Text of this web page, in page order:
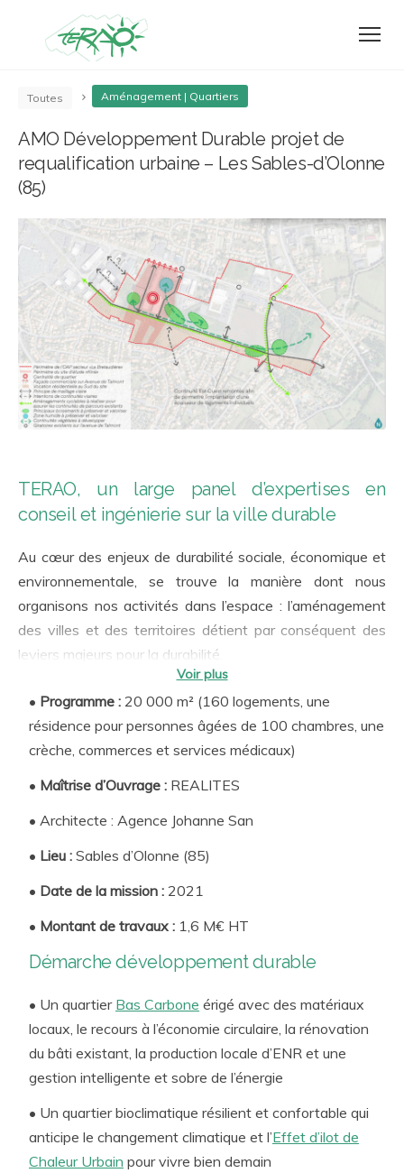
Toutes Aménagement | Quartiers
AMO Développement Durable projet de
requalification urbaine – Les Sables-d’Olonne
(85)
TERAO, un large panel d’expertises en
conseil et ingénierie sur la ville durable
Au cœur des enjeux de durabilité sociale, économique et
environnementale, se trouve la manière dont nous
organisons nos activités dans l’espace : l’aménagement
des villes et des territoires détient par conséquent des
leviers majeurs pour la durabilité.
équité sociale, résilience, circuits courts… les multiples
facettes du développement durable trouvent dans
l’urbanisme et l’aménagement des pratiques clef pour
l’aggravation, ou au contraire, la résolution des grands
enjeux auxquels nous devons faire face. TERAO vous
expertises scientifiques et humaines pour la fabrique de
villes et de territoires durables :
Conseil &
Management Environnemental de
Ingénierie & Études au service des Maîtres d’Ouvrage
Analyses et Prescriptions sur les thèmes
• Programme : 20 000 m² (160 logements, une
résidence pour personnes âgées de 100 chambres, une
crèche, commerces et services médicaux)
• Maîtrise d’Ouvrage : REALITES
• Architecte : Agence Johanne San
• Lieu : Sables d’Olonne (85)
• Date de la mission : 2021
• Montant de travaux : 1,6 M€ HT
Démarche développement durable
• Un quartier Bas Carbone érigé avec des matériaux
locaux, le recours à l’économie circulaire, la rénovation
du bâti existant, la production locale d’ENR et une
gestion intelligente et sobre de l’énergie
• Un quartier bioclimatique résilient et confortable qui
anticipe le changement climatique et l’Effet d’ilot de
Chaleur Urbain pour vivre bien demain